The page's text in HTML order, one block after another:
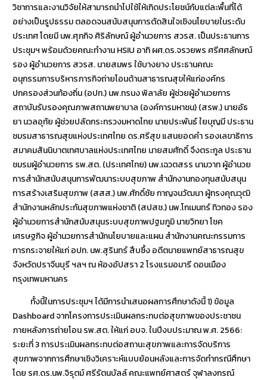
วิชาการและงานวิจัยให้สามารถนำไปใช้ให้เกิดประโยชน์กับแต่ละพื้นที่ได้
อย่างเป็นรูปธรรม ตลอดจนสนับสนุนการตัดสินใจเชิงนโยบายในระดับ
ประเทศ โดยมี นพ.ศุภกิจ ศิริลักษณ์ ผู้อำนวยการ สวรส. เป็นประธานการ
ประชุมฯ พร้อมด้วยคณะทำงาน HSIU อาทิ ผศ.ดร.จรวยพร ศรีศศลักษณ์
รอง ผู้อำนวยการ สวรส. นายสมพร ใช้บางยาง ประธานคณะ
อนุกรรมการบริหารภารกิจถ่ายโอนด้านสาธารณสุขให้แก่องค์กร
ปกครองส่วนท้องถิ่น (อปท.) นพ.ทรนง พิลาลัย ผู้ช่วยผู้อำนวยการ
สถาบันรับรองคุณภาพสถานพยาบาล (องค์การมหาชน) (สรพ.) นายอัธ
ยา นวลอุทัย ผู้ช่วยปลัดกระทรวงมหาดไทย นายประพันธ์ ใยบุญมี ประธาน
ชมรมสาธารณสุขแห่งประเทศไทย ดร.ศรีสุข แสนยอดคำ รองเลขาธิการ
สมาคมสันนิบาตเทศบาลแห่งประเทศไทย นายสมศักดิ์ จึงตระกูล ประธาน
ชมรมผู้อำนวยการ รพ.สต. (ประเทศไทย) นพ.เฉวตสรร นามวาท ผู้อำนวย
การสำนักสนับสนุนการพัฒนาระบบสุขภาพ สำนักงานกองทุนสนับสนุน
การสร้างเสริมสุขภาพ (สสส.) นพ.ศักดิ์ชัย กาญจนวัฒนา ผู้ทรงคุณวุฒิ
สำนักงานหลักประกันสุขภาพแห่งชาติ (สปสช.) นพ.โกเมนทร์ ทิวทอง รอง
ผู้อำนวยการสำนักสนับสนุนระบบสุขภาพปฐมภูมิ นายวิทยา โชค
เศรษฐกิจ ผู้อำนวยการสำนักนโยบายและแผน สำนักงานคณะกรรมการ
การกระจายให้แก่ อปท. นพ.สุรินทร์ สืบซึ้ง อดีตนายแพทย์สาธารณสุข
จังหวัดปราจีนบุรี ฯลฯ ณ ห้องอัปสรา 2 โรงแรมอมารี ดอนเมือง
กรุงเทพมหานคร
ทั้งนี้ในการประชุมฯ ได้มีการนำเสนอผลการศึกษาดังนี้ 1) ข้อมูล
Dashboard จากโครงการประเมินผลกระทบต่อสุขภาพของประชาชน
ภายหลังการถ่ายโอน รพ.สต. ให้แก่ อบจ. ในปีงบประมาณ พ.ศ. 2566:
ระยะที่ 3 การประเมินผลกระทบต่อสถานะสุขภาพและการจัดบริการ
สุขภาพจากการศึกษาเชิงวิเคราะห์แบบย้อนหลังและการจัดทำกรณีศึกษา
โดย รศ.ดร.นพ.จิรุตม์ ศรีรัตนบัลล์ คณะแพทย์ศาสตร์ จุฬาลงกรณ์